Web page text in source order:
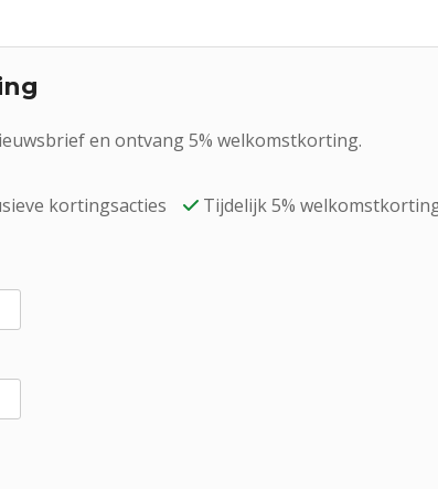
en ontvang 5% welkomstkorting.
kortingsacties Tijdelijk 5%